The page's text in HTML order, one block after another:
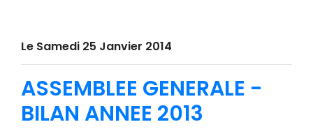
Le Samedi 25 Janvier 2014
ASSEMBLEE GENERALE -
BILAN ANNEE 2013